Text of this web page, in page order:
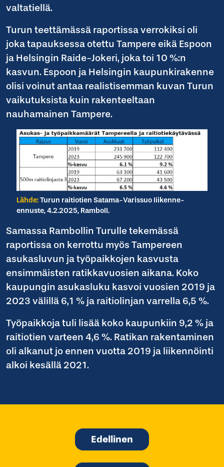
valtatiellä.
Turun teettämässä raportissa verrokiksi oli
joka tapauksessa otettu Tampere eikä Espoon
ja Helsingin Raide-Jokeri, joka toi 10 %:n
kasvun. Espoon ja Helsingin kaupunkirakenne
olisi voinut antaa realistisemman kuvan Turun
vaikutuksista kuin rakenteeltaan
nauhamainen Tampere.
Lähde:Turun raitiotien Satama-Varissuo liikenne-
ennuste, 4.2.2025, Ramboll.
Samassa Rambollin Turulle tekemässä
raportissa on kerrottu myös Tampereen
asukasluvun ja työpaikkojen kasvusta
ensimmäisten ratikkavuosien aikana. Koko
kaupungin asukasluku kasvoi vuosien 2019 ja
2023 välillä 6,1 % ja raitiolinjan varrella 6,5 %.
Työpaikkoja tuli lisää koko kaupunkiin 9,2 % ja
raitiotien varteen 4,6 %. Ratikan rakentaminen
oli alkanut jo ennen vuotta 2019 ja liikennöinti
alkoi kesällä 2021.
Edellinen